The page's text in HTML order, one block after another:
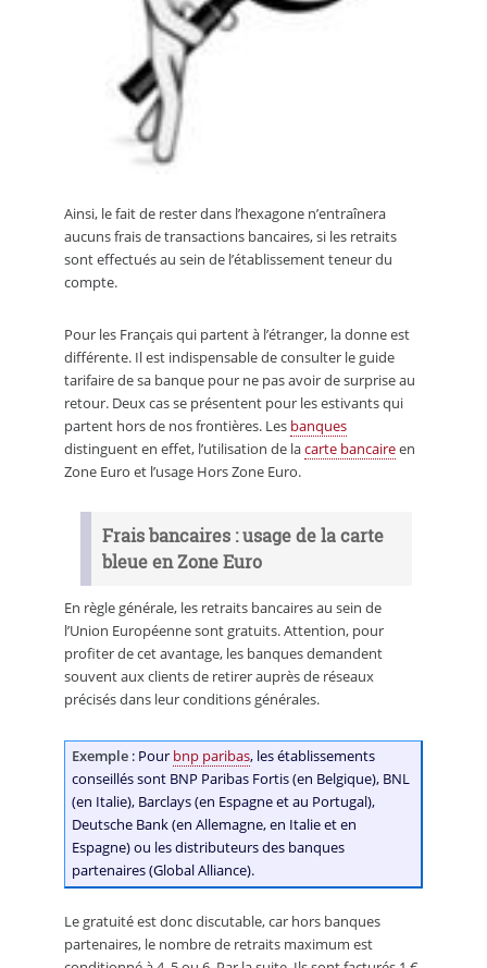
Ainsi, le fait de rester dans l’hexagone n’entraînera
aucuns frais de transactions bancaires, si les retraits
sont effectués au sein de l’établissement teneur du
compte.
Pour les Français qui partent à l’étranger, la donne est
différente. Il est indispensable de consulter le guide
tarifaire de sa banque pour ne pas avoir de surprise au
retour. Deux cas se présentent pour les estivants qui
partent hors de nos frontières. Les banques
distinguent en effet, l’utilisation de lacarte bancaireen
Zone Euro et l’usage Hors Zone Euro.
Frais bancaires : usage de la carte
bleue en Zone Euro
En règle générale, les retraits bancaires au sein de
l’Union Européenne sont gratuits. Attention, pour
profiter de cet avantage, les banques demandent
souvent aux clients de retirer auprès de réseaux
précisés dans leur conditions générales.
Exemple : Pour bnp paribas, les établissements
conseillés sont BNP Paribas Fortis (en Belgique), BNL
(en Italie), Barclays (en Espagne et au Portugal),
Deutsche Bank (en Allemagne, en Italie et en
Espagne) ou les distributeurs des banques
partenaires (Global Alliance).
Le gratuité est donc discutable, car hors banques
partenaires, le nombre de retraits maximum est